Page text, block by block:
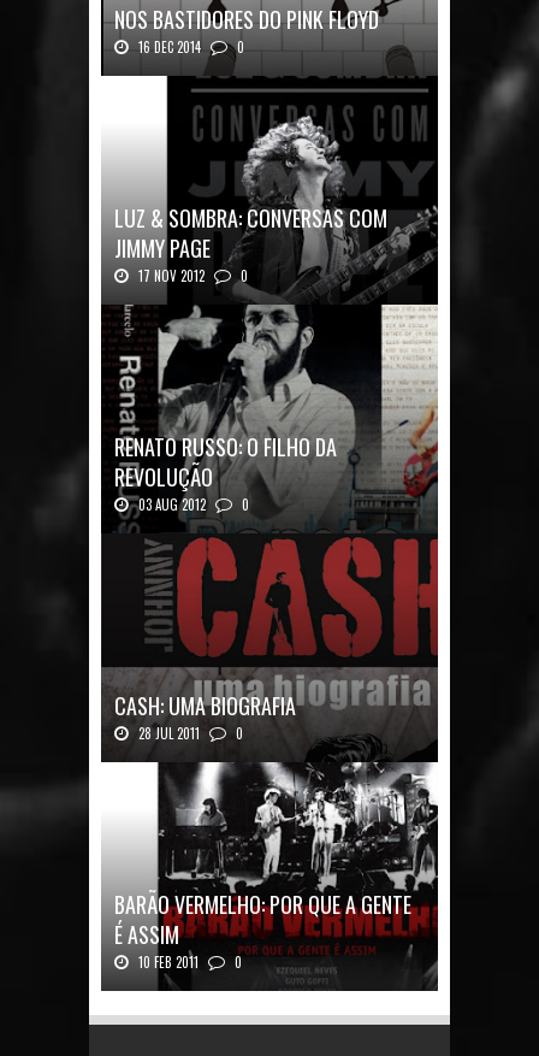
NOS BASTIDORES DO PINK FLOYD
16 DEC 2014 0
Nos Bastidores do Pink Floyd Autor: Mark B...
LUZ & SOMBRA: CONVERSAS COM
JIMMY PAGE
17 NOV 2012 0
Luz & Sombra: Conversas com Jimmy Pag...
RENATO RUSSO: O FILHO DA
REVOLUÇÃO
03 AUG 2012 0
Renato Russo: O Filho da Revolução Autor: Car...
CASH: UMA BIOGRAFIA
28 JUL 2011 0
Quadrinhos alemães contam a história de um
BARÃO VERMELHO: POR QUE A GENTE
É ASSIM
10 FEB 2011 0
Barão Vermelho: Por que a Gente é